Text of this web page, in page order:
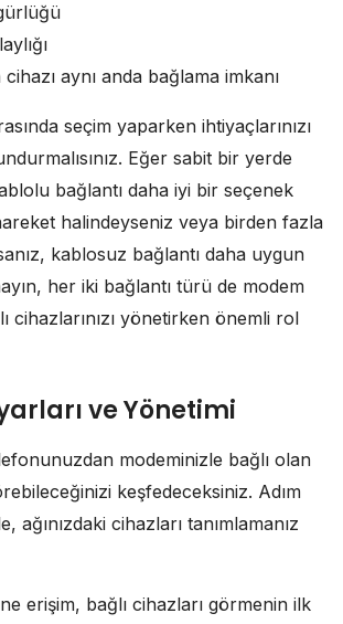
aynı anda bağlama imkanı
seçim yaparken ihtiyaçlarınızı
Eğer sabit bir yerde
bağlantı daha iyi bir seçenek
halindeyseniz veya birden fazla
kablosuz bağlantı daha uygun
her iki bağlantı türü de modem
cihazlarınızı yönetirken önemli rol
ve Yönetimi
modeminizle bağlı olan
keşfedeceksiniz. Adım
ağınızdaki cihazları tanımlamanız
erişim, bağlı cihazları görmenin ilk